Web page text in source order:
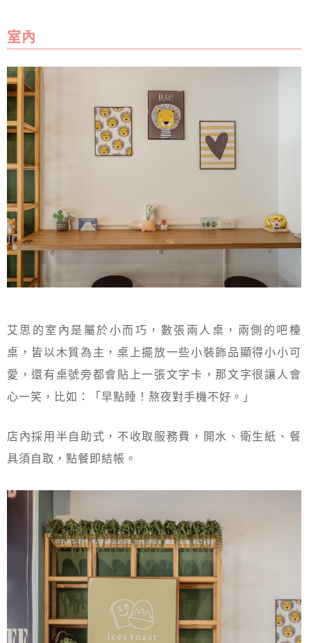
室內
艾思的室內是屬於小而巧，數張兩人桌，兩側的吧檯
桌，皆以木質為主，桌上擺放一些小裝飾品顯得小小可
愛，還有桌號旁都會貼上一張文字卡，那文字很讓人會
心一笑，比如：「早點睡！熬夜對手機不好。」
店內採用半自助式，不收取服務費，開水、衛生紙、餐
具須自取，點餐即結帳。